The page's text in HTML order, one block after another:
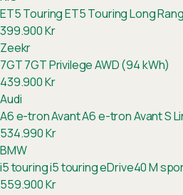
ET5 TouringET5 Touring Long
399.900Kr
Zeekr
7GT7GT Privilege AWD (94 kWh)
439.900Kr
Audi
A6 e-tron AvantA6 e-tron Avant S
534.990Kr
BMW
i5 touringi5 touring eDrive40 M
559.900Kr